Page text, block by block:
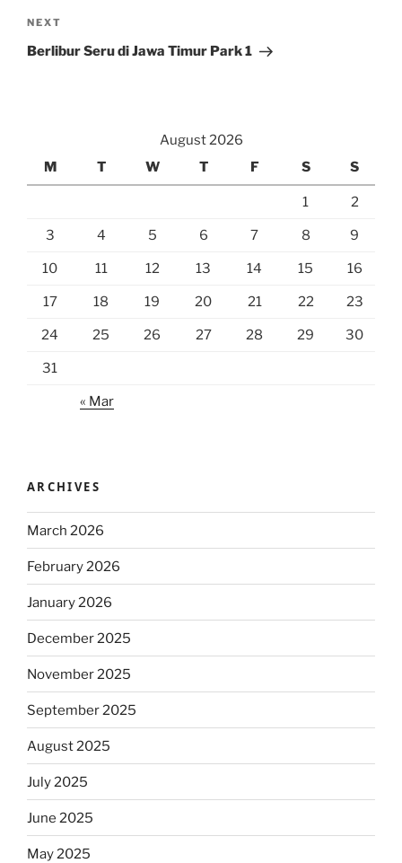
Next
Post
NEXT
Berlibur Seru di Jawa Timur Park 1
August 2026
M
T W T F S S
1 2
3 4 5 6 7 8 9
10 11 12 13 14 15 16
17 18 19 20 21 22 23
24 25 26 27 28 29 30
31
« Mar
ARCHIVES
March 2026
February 2026
January 2026
December 2025
November 2025
September 2025
August 2025
July 2025
June 2025
May 2025